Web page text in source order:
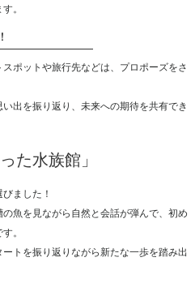
。
ポットや旅行先などは、プロポーズをさ
出を振り返り、未来への期待を共有でき
た水族館」
ました！
魚を見ながら自然と会話が弾んで、初め
。
トを振り返りながら新たな一歩を踏み出